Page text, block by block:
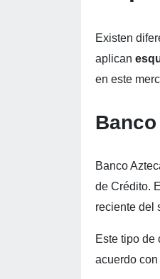
Existen
aplican
en este
Banco
de Crédito.
reciente del
Este tipo de
acuerdo con